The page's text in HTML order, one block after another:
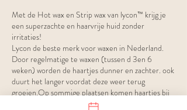
Met de Hot wax en Strip wax van lycon™ krijg je
een superzachte en haarvrije huid zonder
irritaties!
Lycon de beste merk voor waxen in Nederland.
Door regelmatige te waxen (tussen d 3en 6
weken) worden de haartjes dunner en zachter. ook
duurt het langer voordat deze weer terug
groeien.Op sommige plaatsen komen haartjes bij
consequent en regelmatig waxen zelf helemaal